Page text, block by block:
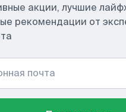
акции, лучшие
рекомендации от
почта